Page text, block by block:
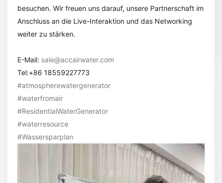
besuchen. Wir freuen uns darauf, unsere Partnerschaft im
Anschluss an die Live-Interaktion und das Networking
weiter zu stärken.
E-Mail: sale@accairwater.com
Tel:+86 18559227773
#atmospherewatergenerator
#waterfromair
#ResidentialWaterGenerator
#waterresource
#Wassersparplan